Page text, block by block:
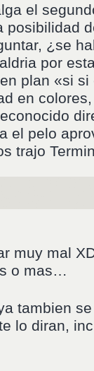
el
posibilidad
¿se
por
plan «si
en
el pelo
trajo
muy mal
o mas…
tambien
lo diran,